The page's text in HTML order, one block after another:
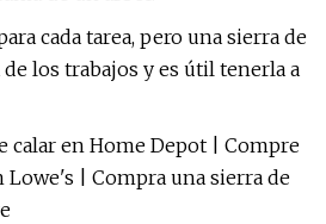
cada tarea, pero una sierra de
los trabajos y es útil tenerla a
calar en Home Depot | Compre
Lowe's | Compra una sierra de